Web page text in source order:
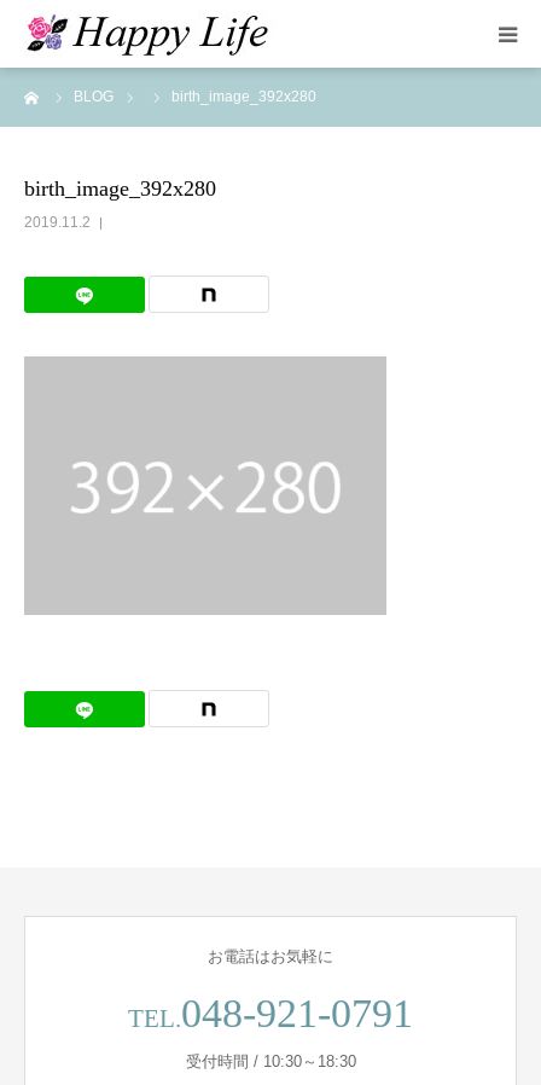
BLOG birth_image_392x280
birth_image_392x280
2019.11.2
お電話はお気軽に
TEL.048-921-0791
受付時間 / 10:30～18:30
HOME
カップル紹介